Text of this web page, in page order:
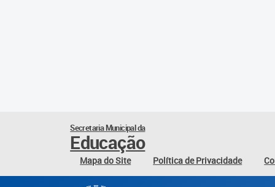
Secretaria Municipal da
Educação
Mapa do Site Política de Privacidade